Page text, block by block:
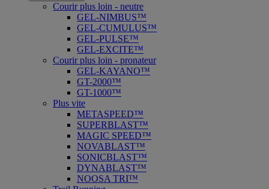
Courir plus loin - neutre
GEL-NIMBUS™
GEL-CUMULUS™
GEL-PULSE™
GEL-EXCITE™
Courir plus loin - pronateur
GEL-KAYANO™
GT-2000™
GT-1000™
Plus vite
METASPEED™
SUPERBLAST™
MAGIC SPEED™
NOVABLAST™
SONICBLAST™
DYNABLAST™
NOOSA TRI™